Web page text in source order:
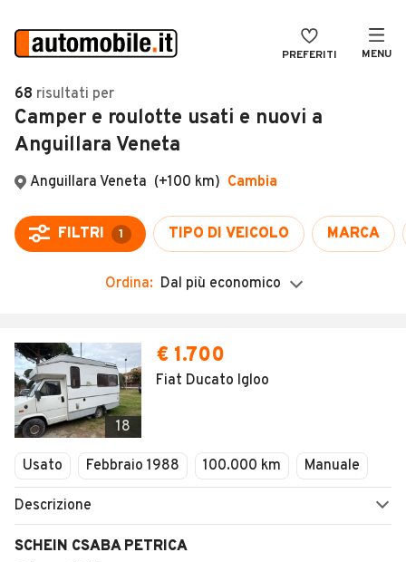
PREFERITI MENU
Auto
Auto usate
Auto Km 0
Auto Nuove
Moto
Camper
Veicoli Commerciali
Concessionari
VENDI
MAGAZINE
ACCEDI
68 risultati per
Camper e roulotte usati e nuovi a
Anguillara Veneta
Ordina: Dal più economico
18
€ 1.700
Fiat Ducato Igloo
Usato Febbraio 1988 100.000 km Manuale
Descrizione
SCHEIN CSABA PETRICA